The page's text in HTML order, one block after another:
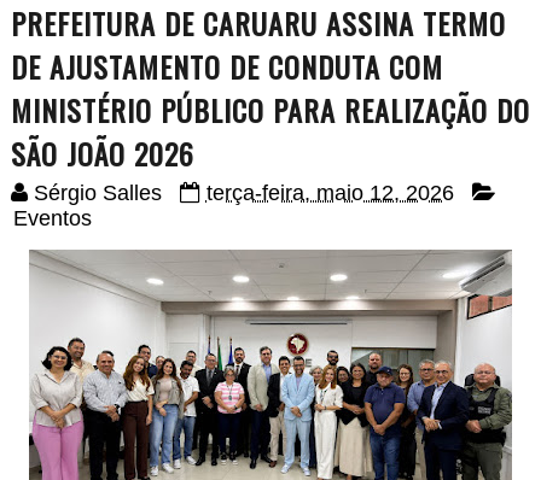
PREFEITURA DE CARUARU ASSINA TERMO
DE AJUSTAMENTO DE CONDUTA COM
MINISTÉRIO PÚBLICO PARA REALIZAÇÃO DO
SÃO JOÃO 2026
Sérgio Salles
terça-feira, maio 12, 2026
Eventos